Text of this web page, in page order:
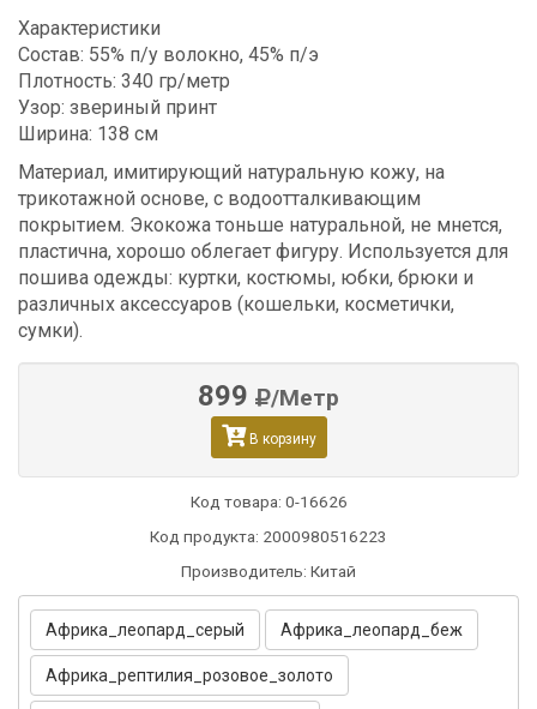
Характеристики
Состав: 55% п/у волокно, 45% п/э
Плотность: 340 гр/метр
Узор: звериный принт
Ширина: 138 см
Материал, имитирующий натуральную кожу, на
трикотажной основе, с водоотталкивающим
покрытием. Экокожа тоньше натуральной, не мнется,
пластична, хорошо облегает фигуру. Используется для
пошива одежды: куртки, костюмы, юбки, брюки и
различных аксессуаров (кошельки, косметички,
сумки).
899 /Метр
В корзину
Код товара: 0-16626
Код продукта: 2000980516223
Производитель: Китай
Африка_леопард_серый Африка_леопард_беж
Африка_рептилия_розовое_золото